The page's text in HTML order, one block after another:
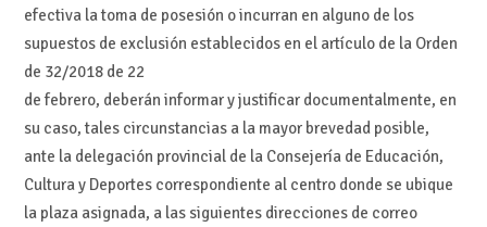
efectiva la toma de posesión o incurran en alguno de los
supuestos de exclusión establecidos en el artículo de la Orden
de 32/2018 de 22
de febrero, deberán informar y justificar documentalmente, en
su caso, tales circunstancias a la mayor brevedad posible,
ante la delegación provincial de la Consejería de Educación,
Cultura y Deportes correspondiente al centro donde se ubique
la plaza asignada, a las siguientes direcciones de correo